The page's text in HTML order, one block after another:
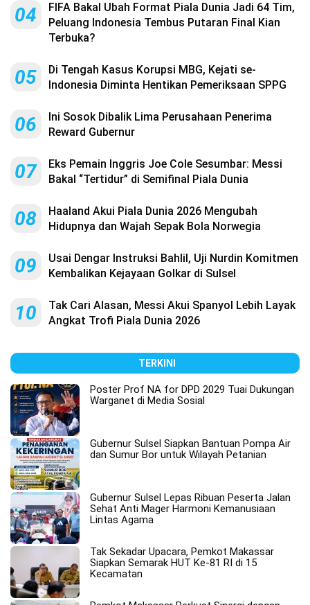
04
FIFA Bakal Ubah Format Piala Dunia Jadi 64 Tim,
Peluang Indonesia Tembus Putaran Final Kian
Terbuka?
05
Di Tengah Kasus Korupsi MBG, Kejati se-
Indonesia Diminta Hentikan Pemeriksaan SPPG
06
Ini Sosok Dibalik Lima Perusahaan Penerima
Reward Gubernur
07
Eks Pemain Inggris Joe Cole Sesumbar: Messi
Bakal “Tertidur” di Semifinal Piala Dunia
08
Haaland Akui Piala Dunia 2026 Mengubah
Hidupnya dan Wajah Sepak Bola Norwegia
09
Usai Dengar Instruksi Bahlil, Uji Nurdin Komitmen
Kembalikan Kejayaan Golkar di Sulsel
10
Tak Cari Alasan, Messi Akui Spanyol Lebih Layak
Angkat Trofi Piala Dunia 2026
TERKINI
Poster Prof NA for DPD 2029 Tuai Dukungan
Warganet di Media Sosial
Gubernur Sulsel Siapkan Bantuan Pompa Air
dan Sumur Bor untuk Wilayah Petanian
Gubernur Sulsel Lepas Ribuan Peserta Jalan
Sehat Anti Mager Harmoni Kemanusiaan
Lintas Agama
Tak Sekadar Upacara, Pemkot Makassar
Siapkan Semarak HUT Ke-81 RI di 15
Kecamatan